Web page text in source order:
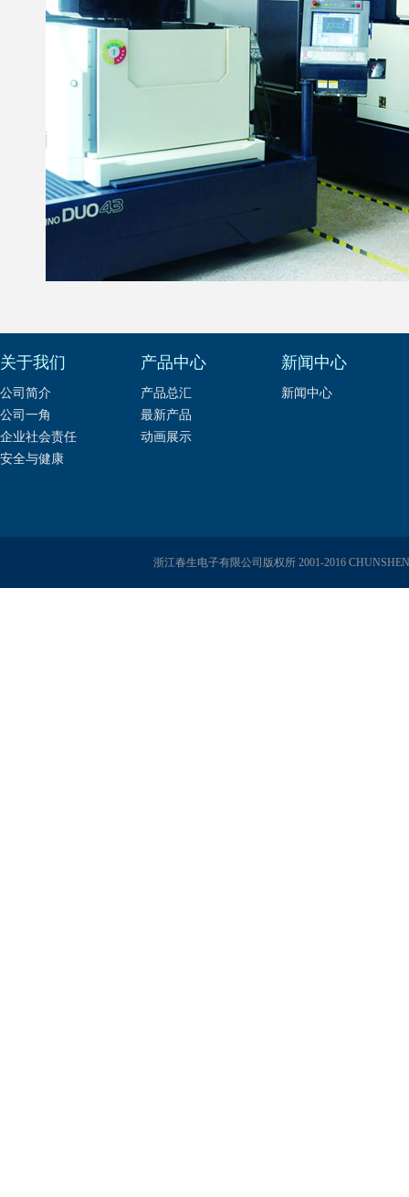
关于我们
公司简介
公司一角
企业社会责任
安全与健康
产品中心
产品总汇
最新产品
动画展示
新闻中心
新闻中心
浙江春生电子有限公司版权所 2001-2016